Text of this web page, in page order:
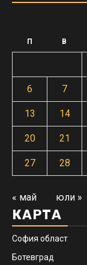
П В
6 7
13 14
20 21
27 28
« май юли »
КАРТА
София област
Ботевград